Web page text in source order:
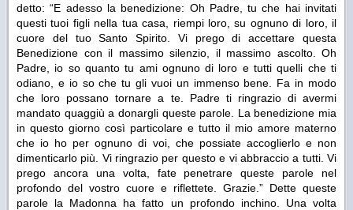
detto: “E adesso la benedizione: Oh Padre, tu che hai invitati
questi tuoi figli nella tua casa, riempi loro, su ognuno di loro, il
cuore del tuo Santo Spirito.
Vi prego di accettare questa
Benedizione con il massimo silenzio, il massimo ascolto. Oh
Padre, io so quanto tu ami ognuno di loro e tutti quelli che ti
odiano, e io so che tu gli vuoi un immenso bene. Fa in modo
che loro possano tornare a te. Padre ti ringrazio di avermi
mandato quaggiù a donargli queste parole. La benedizione mia
in questo giorno così particolare e tutto il mio amore materno
che io ho per ognuno di voi, che possiate accoglierlo e non
dimenticarlo più. Vi ringrazio per questo e vi abbraccio a tutti. Vi
prego ancora una volta, fate penetrare queste parole nel
profondo del vostro cuore e riflettete. Grazie.” Dette queste
parole la Madonna ha fatto un profondo inchino. Una volta